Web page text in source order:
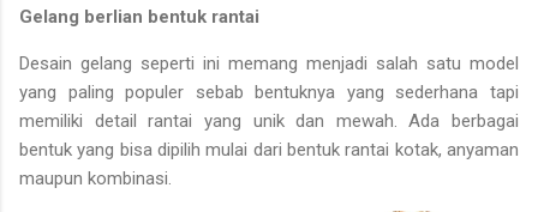
Gelang berlian bentuk rantai
Desain gelang seperti ini memang menjadi salah satu model
yang paling populer sebab bentuknya yang sederhana tapi
memiliki detail rantai yang unik dan mewah. Ada berbagai
bentuk yang bisa dipilih mulai dari bentuk rantai kotak, anyaman
maupun kombinasi.